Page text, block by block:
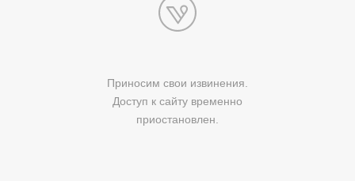
Приносим свои извинения.
Доступ к сайту временно
приостановлен.